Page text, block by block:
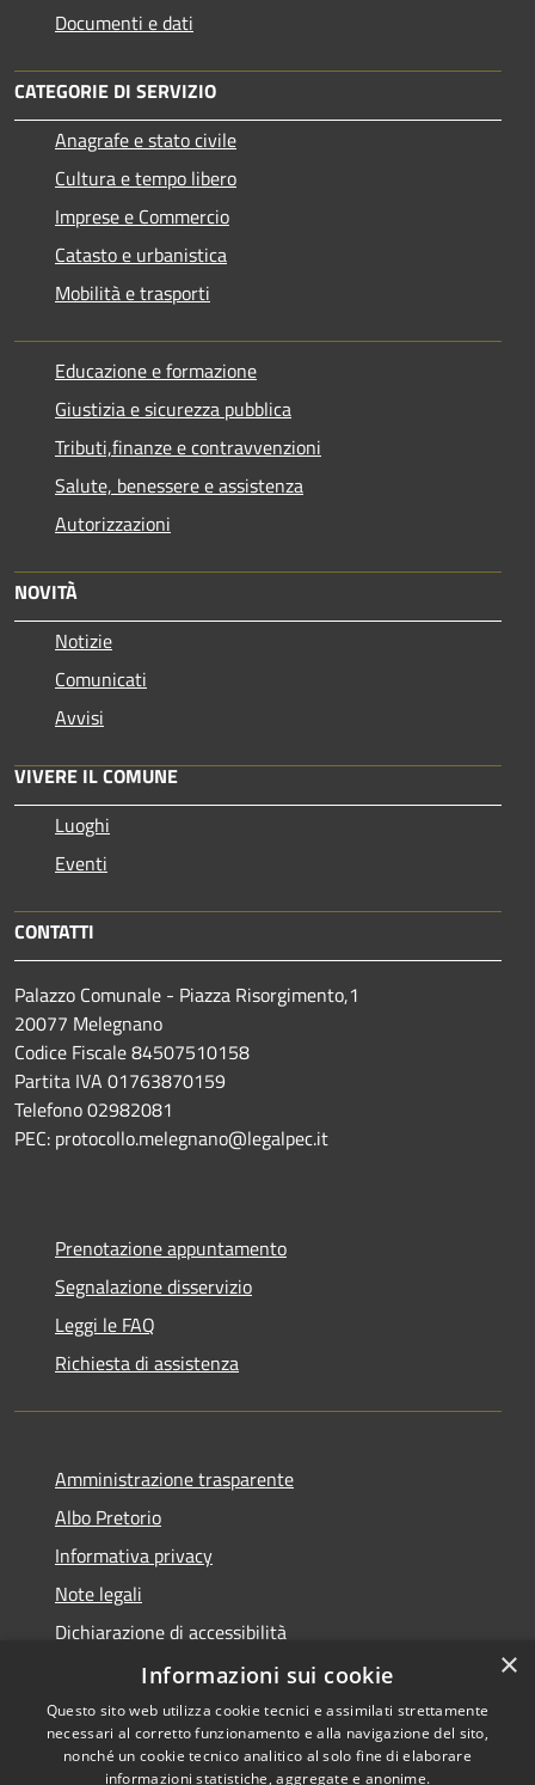
Documenti e dati
CATEGORIE DI SERVIZIO
Anagrafe e stato civile
Cultura e tempo libero
Imprese e Commercio
Catasto e urbanistica
Mobilità e trasporti
Educazione e formazione
Giustizia e sicurezza pubblica
Tributi,finanze e contravvenzioni
Salute, benessere e assistenza
Autorizzazioni
NOVITÀ
Notizie
Comunicati
Avvisi
VIVERE IL COMUNE
Luoghi
Eventi
CONTATTI
Palazzo Comunale - Piazza Risorgimento,1
20077 Melegnano
Codice Fiscale 84507510158
Partita IVA 01763870159
Telefono 02982081
PEC: protocollo.melegnano@legalpec.it
Prenotazione appuntamento
Segnalazione disservizio
Leggi le FAQ
Richiesta di assistenza
Amministrazione trasparente
Albo Pretorio
Informativa privacy
Note legali
Dichiarazione di accessibilità
Attuazione PNRR
×
Informazioni sui cookie
Questo sito web utilizza cookie tecnici e assimilati strettamente
necessari al corretto funzionamento e alla navigazione del sito,
nonché un cookie tecnico analitico al solo fine di elaborare
informazioni statistiche, aggregate e anonime.